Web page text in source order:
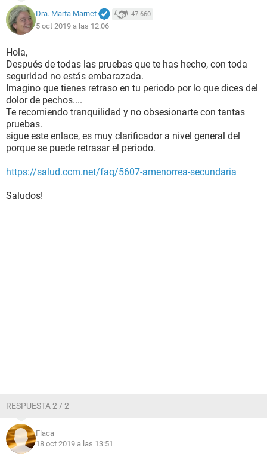
Dra. Marta Marnet 47.660
5 oct 2019 a las 12:06
Hola,
Después de todas las pruebas que te has hecho, con toda
seguridad no estás embarazada.
Imagino que tienes retraso en tu periodo por lo que dices del
dolor de pechos....
Te recomiendo tranquilidad y no obsesionarte con tantas
pruebas.
sigue este enlace, es muy clarificador a nivel general del
porque se puede retrasar el periodo.
https://salud.ccm.net/faq/5607-amenorrea-secundaria
Saludos!
RESPUESTA 2 / 2
Flaca
18 oct 2019 a las 13:51